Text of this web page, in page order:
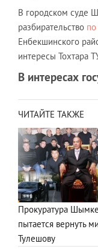
В городском суде
разбирательство
Енбекшинского
интересы Тохтара
В интересах
ЧИТАЙТЕ ТАКЖЕ
Прокуратура
пытается вернуть
Тулешову